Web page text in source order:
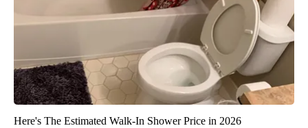
Here's The Estimated Walk-In Shower Price in 2026